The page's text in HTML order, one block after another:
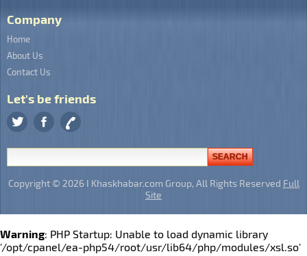
Company
Home
About Us
Contact Us
Let's be friends
Copyright © 2026 I Khaskhabar.com Group, All Rights Reserved Full
Site
Warning: PHP Startup: Unable to load dynamic library
'/opt/cpanel/ea-php54/root/usr/lib64/php/modules/xsl.so'